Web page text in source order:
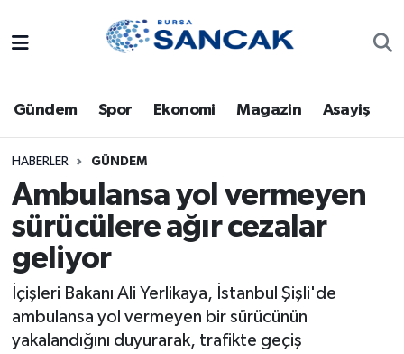
Gündem Spor Ekonomi Magazin Asayiş
HABERLER GÜNDEM
Ambulansa yol vermeyen
sürücülere ağır cezalar
geliyor
İçişleri Bakanı Ali Yerlikaya, İstanbul Şişli'de
ambulansa yol vermeyen bir sürücünün
yakalandığını duyurarak, trafikte geçiş
Bursa
Dünya
Eğitim
Ekonomi
Genel
Gündem
Trafik Durumu
Süper Lig Puan Durumu ve Fikstür
Tüm Manşetler
Son Dakika Haberleri
Haber Arşivi